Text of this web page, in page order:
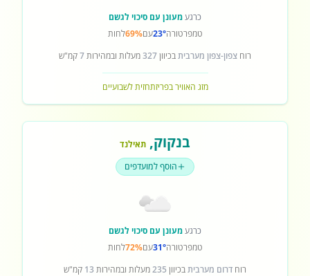
כרגעמעונן עם סיכוי לגשם
טמפרטורה23°עם69%לחות
רוח צפון-צפון מערביתבכיוון327מעלות ובמהירות7קמ"ש
מזג האוויר בפריזתחזית לשבועיים
בנקוק, תאילנד
הוסף למועדפים
כרגעמעונן עם סיכוי לגשם
טמפרטורה31°עם72%לחות
רוח דרום מערביתבכיוון 235מעלות ובמהירות 13 קמ"ש